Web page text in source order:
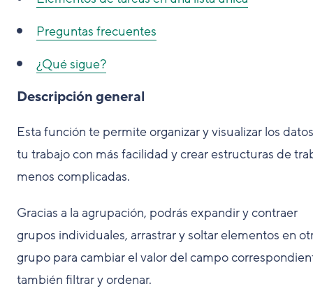
Preguntas frecuentes
¿Qué sigue?
Descripción general
Esta función te permite organizar y visualizar los
tu trabajo con más facilidad y crear estructuras de
menos complicadas.
Gracias a la agrupación, podrás expandir y contraer
grupos individuales, arrastrar y soltar elementos en
grupo para cambiar el valor del campo
también filtrar y ordenar.